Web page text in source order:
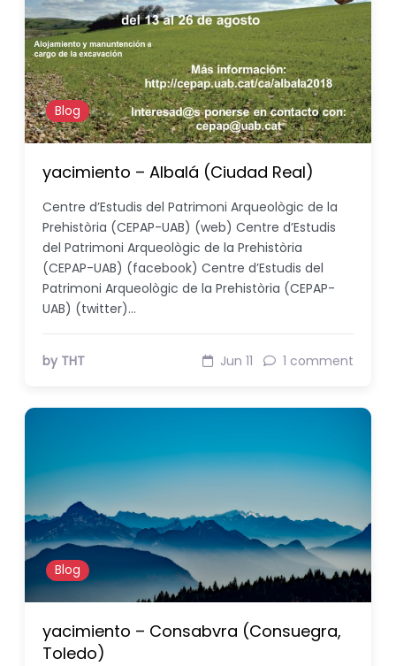
Blog
yacimiento – Albalá (Ciudad Real)
Centre d’Estudis del Patrimoni Arqueològic de la
Prehistòria (CEPAP-UAB) (web) Centre d’Estudis
del Patrimoni Arqueològic de la Prehistòria
(CEPAP-UAB) (facebook) Centre d’Estudis del
Patrimoni Arqueològic de la Prehistòria (CEPAP-
UAB) (twitter)…
by THT Jun 11 1 comment
Blog
yacimiento – Consabvra (Consuegra,
Toledo)